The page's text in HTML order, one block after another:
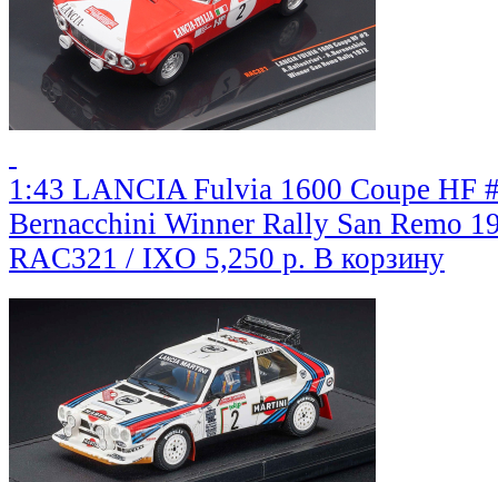
1:43 LANCIA Fulvia 1600 Coupe HF
Bernacchini Winner Rally San Remo
RAC321 / IXO 5,250 р. В корзину